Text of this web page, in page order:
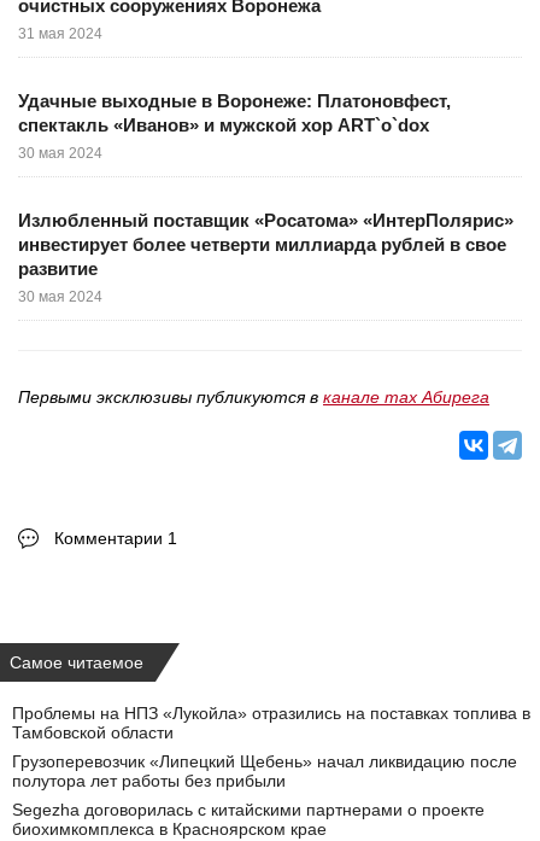
очистных сооружениях Воронежа
31 мая 2024
Удачные выходные в Воронеже: Платоновфест,
спектакль «Иванов» и мужской хор ART`o`dox
30 мая 2024
Излюбленный поставщик «Росатома» «ИнтерПолярис»
инвестирует более четверти миллиарда рублей в свое
развитие
30 мая 2024
Первыми эксклюзивы публикуются в канале max Абирега
Комментарии 1
Самое читаемое
Проблемы на НПЗ «Лукойла» отразились на поставках топлива в
Тамбовской области
Грузоперевозчик «Липецкий Щебень» начал ликвидацию после
полутора лет работы без прибыли
Segezha договорилась с китайскими партнерами о проекте
биохимкомплекса в Красноярском крае